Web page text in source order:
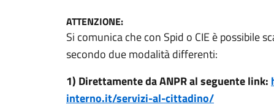
ATTENZIONE:
Si comunica che con Spid o CIE è possibile
secondo due modalità differenti:
1) Direttamente da ANPR al seguente link:
interno.it/servizi-al-cittadino/